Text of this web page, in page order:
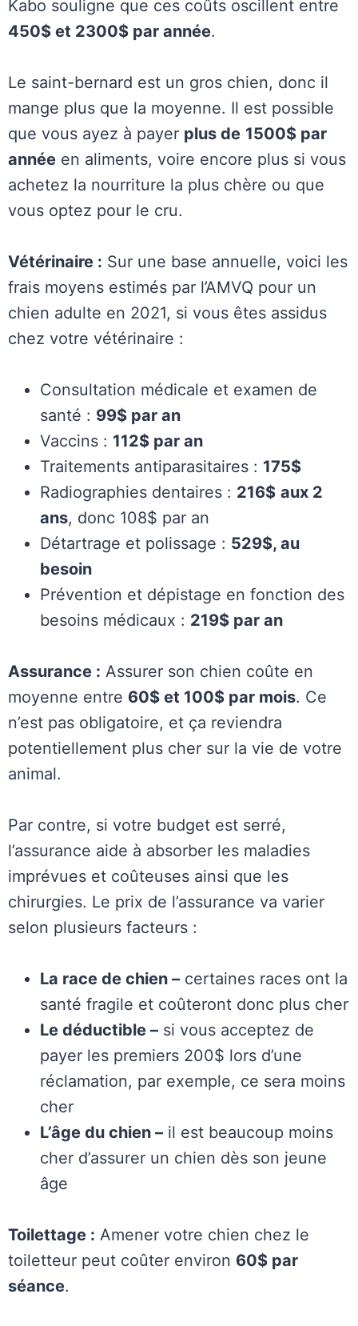
Kabo souligne que ces coûts oscillent entre
450$ et 2300$ par année.
Le saint-bernard est un gros chien, donc il
mange plus que la moyenne. Il est possible
que vous ayez à payer plus de 1500$ par
année en aliments, voire encore plus si vous
achetez la nourriture la plus chère ou que
vous optez pour le cru.
Vétérinaire : Sur une base annuelle, voici les
frais moyens estimés par l’AMVQ pour un
chien adulte en 2021, si vous êtes assidus
chez votre vétérinaire :
Consultation médicale et examen de
santé : 99$ par an
Vaccins : 112$ par an
Traitements antiparasitaires : 175$
Radiographies dentaires : 216$ aux 2
ans, donc 108$ par an
Détartrage et polissage : 529$, au
besoin
Prévention et dépistage en fonction des
besoins médicaux : 219$ par an
Assurance : Assurer son chien coûte en
moyenne entre 60$ et 100$ par mois. Ce
n’est pas obligatoire, et ça reviendra
potentiellement plus cher sur la vie de votre
animal.
Par contre, si votre budget est serré,
l’assurance aide à absorber les maladies
imprévues et coûteuses ainsi que les
chirurgies. Le prix de l’assurance va varier
selon plusieurs facteurs :
La race de chien – certaines races ont la
santé fragile et coûteront donc plus cher
Le déductible – si vous acceptez de
payer les premiers 200$ lors d’une
réclamation, par exemple, ce sera moins
cher
L’âge du chien – il est beaucoup moins
cher d’assurer un chien dès son jeune
âge
Toilettage : Amener votre chien chez le
toiletteur peut coûter environ 60$ par
séance.